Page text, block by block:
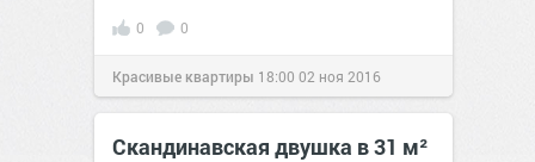
0 0
Красивые квартиры 18:00 02 ноя 2016
Скандинавская двушка в 31 м²